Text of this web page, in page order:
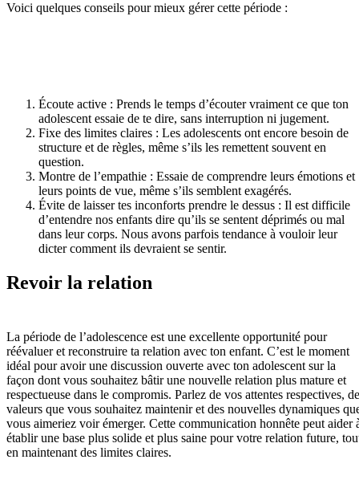
Voici quelques conseils pour mieux gérer cette période :
Écoute active : Prends le temps d’écouter vraiment ce que ton
adolescent essaie de te dire, sans interruption ni jugement.
Fixe des limites claires : Les adolescents ont encore besoin de
structure et de règles, même s’ils les remettent souvent en
question.
Montre de l’empathie : Essaie de comprendre leurs émotions et
leurs points de vue, même s’ils semblent exagérés.
Évite de laisser tes inconforts prendre le dessus : Il est difficile
d’entendre nos enfants dire qu’ils se sentent déprimés ou mal
dans leur corps. Nous avons parfois tendance à vouloir leur
dicter comment ils devraient se sentir.
Revoir la relation
La période de l’adolescence est une excellente opportunité pour
réévaluer et reconstruire ta relation avec ton enfant. C’est le moment
idéal pour avoir une discussion ouverte avec ton adolescent sur la
façon dont vous souhaitez bâtir une nouvelle relation plus mature et
respectueuse dans le compromis. Parlez de vos attentes respectives,
valeurs que vous souhaitez maintenir et des nouvelles dynamiques
vous aimeriez voir émerger. Cette communication honnête peut aider
établir une base plus solide et plus saine pour votre relation future,
en maintenant des limites claires.